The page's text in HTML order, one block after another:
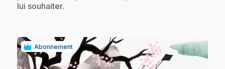
lui souhaiter.
Abonnement